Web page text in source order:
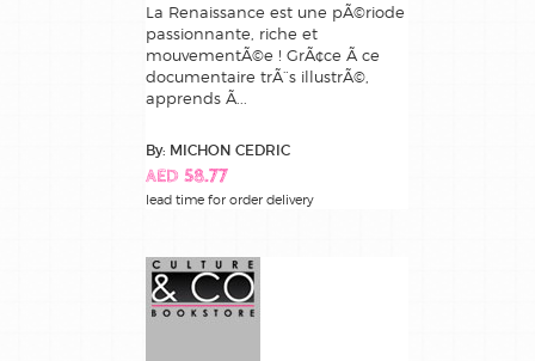
La Renaissance est une pÃ©riode
passionnante, riche et
mouvementÃ©e ! GrÃ¢ce Ã ce
documentaire trÃ¨s illustrÃ©,
apprends Ã...
By: MICHON CEDRIC
AED 58.77
lead time for order delivery